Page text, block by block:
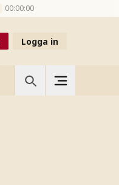
00:00:00
Logga in